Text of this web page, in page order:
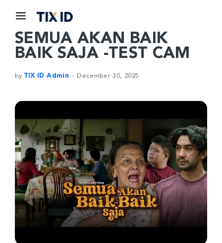
SEMUA AKAN BAIK
BAIK SAJA -TEST CAM
by TIX ID Admin December 30, 2025